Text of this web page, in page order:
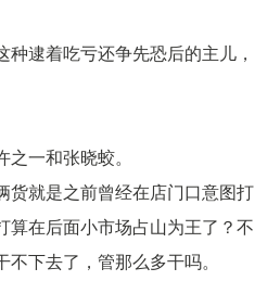
种逮着吃亏还争先恐后的主儿，
一和张晓蛟。
货就是之前曾经在店门口意图打
算在后面小市场占山为王了？不
下去了，管那么多干吗。